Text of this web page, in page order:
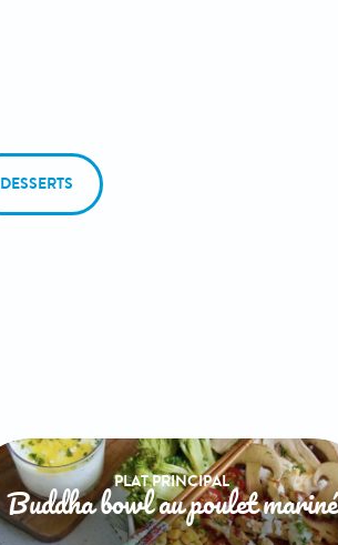
DESSERTS
PLAT PRINCIPAL
Buddha bowl au poulet mariné